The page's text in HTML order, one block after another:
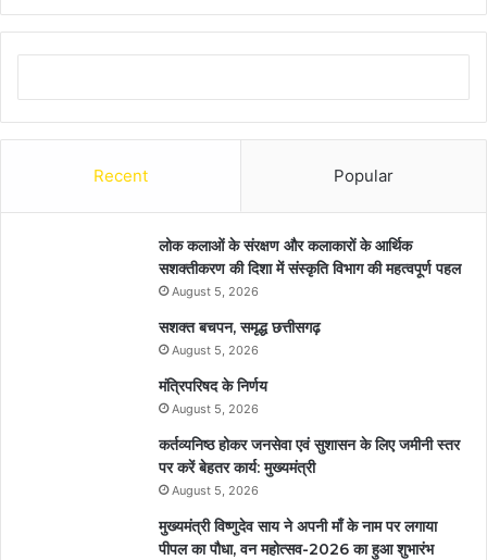
Recent Popular
लोक कलाओं के संरक्षण और कलाकारों के आर्थिक
सशक्तीकरण की दिशा में संस्कृति विभाग की महत्वपूर्ण पहल
August 5, 2026
सशक्त बचपन, समृद्ध छत्तीसगढ़
August 5, 2026
मंत्रिपरिषद के निर्णय
August 5, 2026
कर्तव्यनिष्ठ होकर जनसेवा एवं सुशासन के लिए जमीनी स्तर
पर करें बेहतर कार्य: मुख्यमंत्री
August 5, 2026
मुख्यमंत्री विष्णुदेव साय ने अपनी माँ के नाम पर लगाया
पीपल का पौधा, वन महोत्सव-2026 का हुआ शुभारंभ